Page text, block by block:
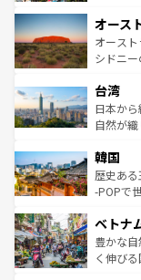
部のニュ
文化が
しみな
ならではの贅
情報は
ワイ島は
島だが
おすす
れるお
人々、
ク、伝
ワイを、存分に
はコン
オース
オース
シドニ
リアリー
ク）、
ど、見
いる。ア
ビング
い。オ
参照して
台湾
日本か
自然が
ン）、静
と山間
驚きを
容にもい
照してほ
韓国
歴史あ
-POPで
き、地方
できる
まで、
ベトナ
豊かな
く伸び